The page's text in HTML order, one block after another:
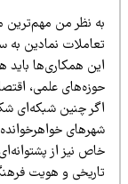
نظر من مهم‌ترین
نمادین به سطح
همکاری‌ها باید هم
علمی، اقتصادی و
چنین شبکه‌ای شکل
خواهرخوانده
نیز از پشتوانه‌ای
و هویت فرهنگی